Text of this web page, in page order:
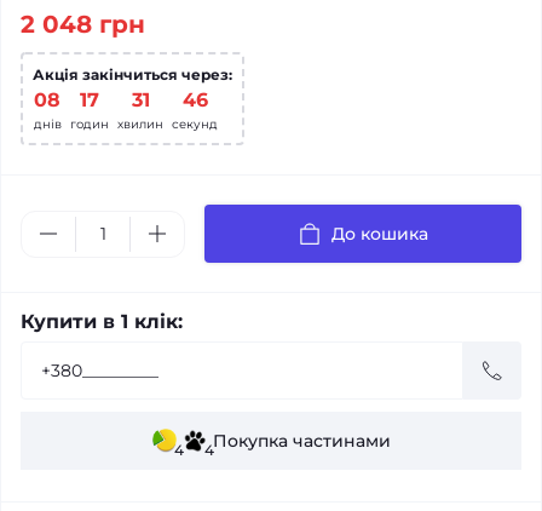
2 048 грн
Акція закінчиться через:
08
днів
17
годин
31
хвилин
45
секунд
До кошика
Купити в 1 клік:
4 4Покупка частинами